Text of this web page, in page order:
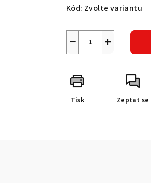
Kód: Zvolte variantu
+
−
Tisk Zeptat se